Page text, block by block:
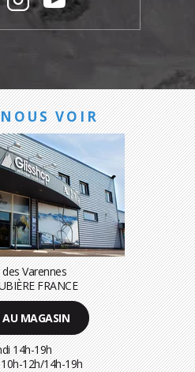
VOIR
Varennes
FRANCE
AU MAGASIN
14h-19h
12h/14h-19h